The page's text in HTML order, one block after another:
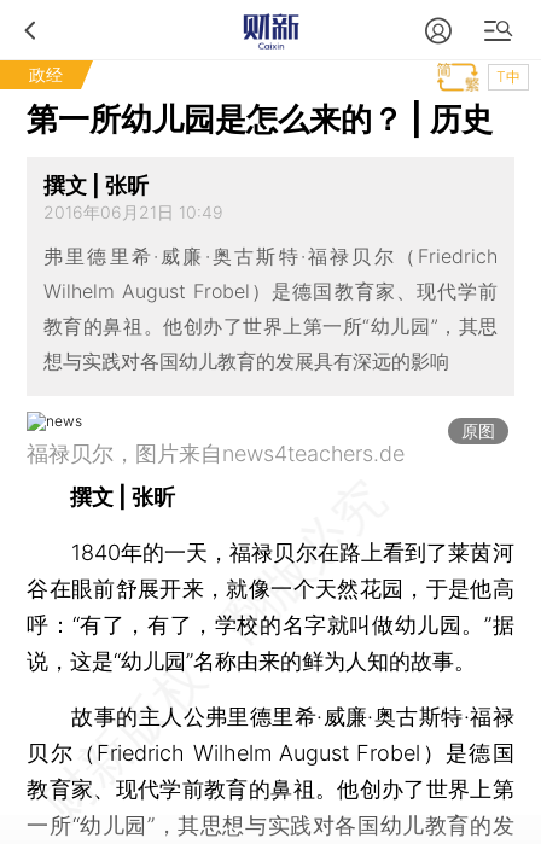
政经 T中
第一所幼儿园是怎么来的？ | 历史
撰文 | 张昕
2016年06月21日 10:49
弗里德里希·威廉·奥古斯特·福禄贝尔（Friedrich
Wilhelm August Frobel）是德国教育家、现代学前
教育的鼻祖。他创办了世界上第一所“幼儿园”，其思
想与实践对各国幼儿教育的发展具有深远的影响
原图
福禄贝尔，图片来自news4teachers.de
撰文 | 张昕
1840年的一天，福禄贝尔在路上看到了莱茵河
谷在眼前舒展开来，就像一个天然花园，于是他高
呼：“有了，有了，学校的名字就叫做幼儿园。”据
说，这是“幼儿园”名称由来的鲜为人知的故事。
故事的主人公弗里德里希·威廉·奥古斯特·福禄
贝尔（Friedrich Wilhelm August Frobel）是德国
教育家、现代学前教育的鼻祖。他创办了世界上第
一所“幼儿园”，其思想与实践对各国幼儿教育的发